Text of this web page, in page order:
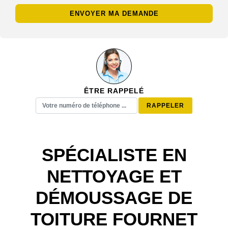
ÊTRE RAPPELÉ
SPÉCIALISTE EN
NETTOYAGE ET
DÉMOUSSAGE DE
TOITURE FOURNET